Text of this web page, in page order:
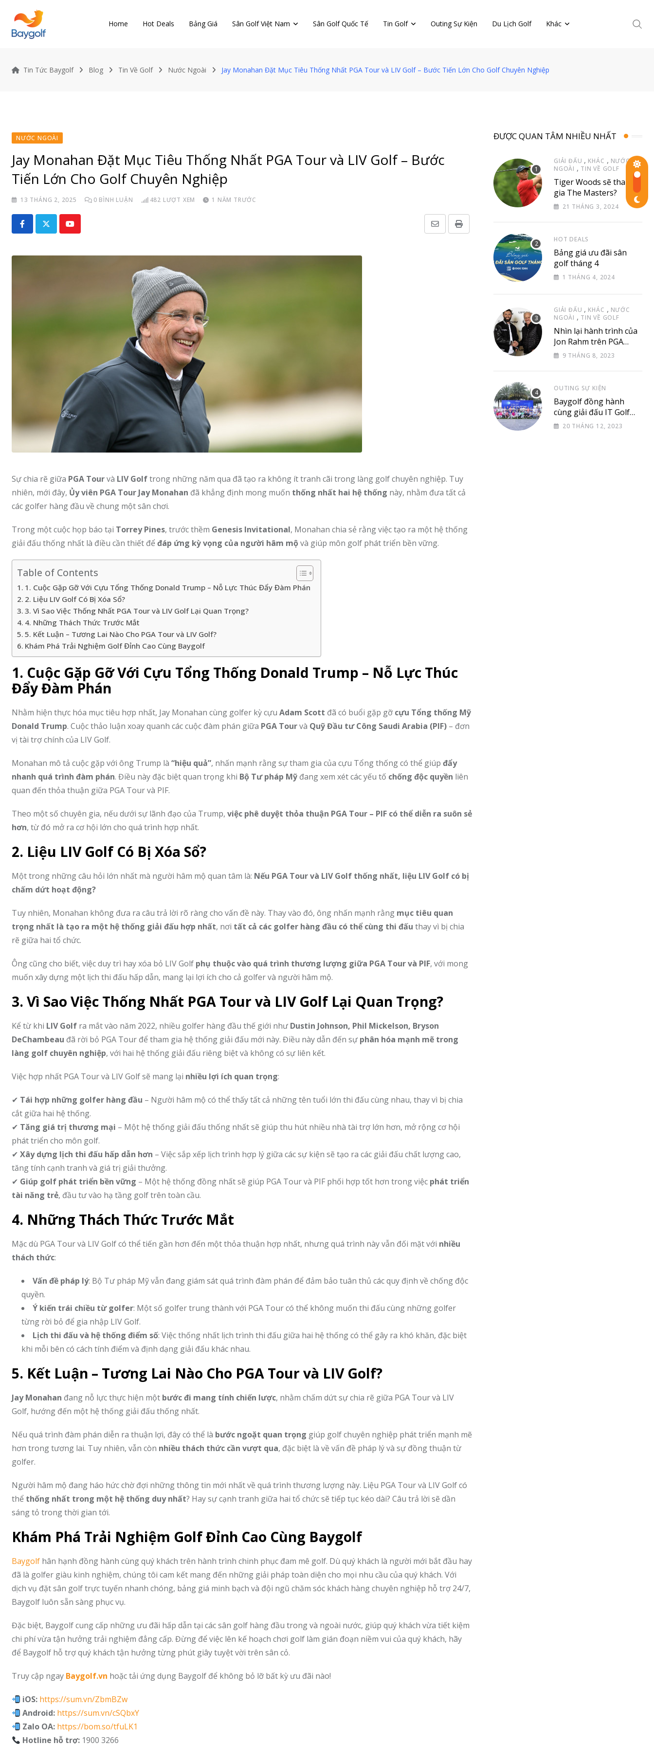
content
Home Hot Deals Bảng Giá Sân Golf Việt Nam Sân Golf Quốc Tế Tin Golf Outing Sự Kiện Du Lịch Golf Khác
Tin Tức Baygolf Blog Tin Về Golf Nước Ngoài Jay Monahan Đặt Mục Tiêu Thống Nhất PGA Tour và LIV Golf – Bước Tiến Lớn Cho Golf Chuyên Nghiệp
NƯỚC NGOÀI
Jay Monahan Đặt Mục Tiêu Thống Nhất PGA Tour và LIV Golf – Bước
Tiến Lớn Cho Golf Chuyên Nghiệp
13 THÁNG 2, 2025 0 BÌNH LUẬN 482 LƯỢT XEM 1 NĂM TRƯỚC
Youtube Print
Share
Sự chia rẽ giữa PGA Tourvà LIV Golftrong những năm qua đã tạo ra không ít tranh cãi trong làng golf chuyên nghiệp. Tuy
nhiên, mới đây, Ủy viên PGA Tour Jay Monahan đã khẳng định mong muốn thống nhất hai hệ thống này, nhằm đưa tất cả
các golfer hàng đầu về chung một sân chơi.
Trong một cuộc họp báo tại Torrey Pines, trước thềm Genesis Invitational, Monahan chia sẻ rằng việc tạo ra một hệ thống
giải đấu thống nhất là điều cần thiết đểđáp ứng kỳ vọng của người hâm mộvà giúp môn golf phát triển bền vững.
Table of Contents
1. Cuộc Gặp Gỡ Với Cựu Tổng Thống Donald Trump – Nỗ Lực Thúc Đẩy Đàm Phán
2. Liệu LIV Golf Có Bị Xóa Sổ?
3. Vì Sao Việc Thống Nhất PGA Tour và LIV Golf Lại Quan Trọng?
4. Những Thách Thức Trước Mắt
5. Kết Luận – Tương Lai Nào Cho PGA Tour và LIV Golf?
Khám Phá Trải Nghiệm Golf Đỉnh Cao Cùng Baygolf
1. Cuộc Gặp Gỡ Với Cựu Tổng Thống Donald Trump – Nỗ Lực Thúc
Đẩy Đàm Phán
Nhằm hiện thực hóa mục tiêu hợp nhất, Jay Monahan cùng golfer kỳ cựu Adam Scott đã có buổi gặp gỡ cựu Tổng thống Mỹ
Donald Trump. Cuộc thảo luận xoay quanh các cuộc đàm phán giữa PGA Tourvà Quỹ Đầu tư Công Saudi Arabia (PIF) – đơn
vị tài trợ chính của LIV Golf.
Monahan mô tả cuộc gặp với ông Trump là “hiệu quả”, nhấn mạnh rằng sự tham gia của cựu Tổng thống có thể giúp đẩy
nhanh quá trình đàm phán. Điều này đặc biệt quan trọng khi Bộ Tư pháp Mỹ đang xem xét các yếu tố chống độc quyền liên
quan đến thỏa thuận giữa PGA Tour và PIF.
Theo một số chuyên gia, nếu dưới sự lãnh đạo của Trump, việc phê duyệt thỏa thuận PGA Tour – PIF có thể diễn ra suôn sẻ
hơn, từ đó mở ra cơ hội lớn cho quá trình hợp nhất.
2. Liệu LIV Golf Có Bị Xóa Sổ?
Một trong những câu hỏi lớn nhất mà người hâm mộ quan tâm là: Nếu PGA Tour và LIV Golf thống nhất, liệu LIV Golf có bị
chấm dứt hoạt động?
Tuy nhiên, Monahan không đưa ra câu trả lời rõ ràng cho vấn đề này. Thay vào đó, ông nhấn mạnh rằng mục tiêu quan
trọng nhất là tạo ra một hệ thống giải đấu hợp nhất, nơi tất cả các golfer hàng đầu có thể cùng thi đấu thay vì bị chia
rẽ giữa hai tổ chức.
Ông cũng cho biết, việc duy trì hay xóa bỏ LIV Golf phụ thuộc vào quá trình thương lượng giữa PGA Tour và PIF, với mong
muốn xây dựng một lịch thi đấu hấp dẫn, mang lại lợi ích cho cả golfer và người hâm mộ.
3. Vì Sao Việc Thống Nhất PGA Tour và LIV Golf Lại Quan Trọng?
Kể từ khi LIV Golf ra mắt vào năm 2022, nhiều golfer hàng đầu thế giới như Dustin Johnson, Phil Mickelson, Bryson
DeChambeau đã rời bỏ PGA Tour để tham gia hệ thống giải đấu mới này. Điều này dẫn đến sự phân hóa mạnh mẽ trong
làng golf chuyên nghiệp, với hai hệ thống giải đấu riêng biệt và không có sự liên kết.
Việc hợp nhất PGA Tour và LIV Golf sẽ mang lại nhiều lợi ích quan trọng:
✔ Tái hợp những golfer hàng đầu – Người hâm mộ có thể thấy tất cả những tên tuổi lớn thi đấu cùng nhau, thay vì bị chia
cắt giữa hai hệ thống.
✔ Tăng giá trị thương mại – Một hệ thống giải đấu thống nhất sẽ giúp thu hút nhiều nhà tài trợ lớn hơn, mở rộng cơ hội
phát triển cho môn golf.
✔ Xây dựng lịch thi đấu hấp dẫn hơn – Việc sắp xếp lịch trình hợp lý giữa các sự kiện sẽ tạo ra các giải đấu chất lượng cao,
tăng tính cạnh tranh và giá trị giải thưởng.
✔ Giúp golf phát triển bền vững – Một hệ thống đồng nhất sẽ giúp PGA Tour và PIF phối hợp tốt hơn trong việc phát triển
tài năng trẻ, đầu tư vào hạ tầng golf trên toàn cầu.
4. Những Thách Thức Trước Mắt
Mặc dù PGA Tour và LIV Golf có thể tiến gần hơn đến một thỏa thuận hợp nhất, nhưng quá trình này vẫn đối mặt với nhiều
thách thức:
Vấn đề pháp lý: Bộ Tư pháp Mỹ vẫn đang giám sát quá trình đàm phán để đảm bảo tuân thủ các quy định về chống độc
quyền.
Ý kiến trái chiều từ golfer: Một số golfer trung thành với PGA Tour có thể không muốn thi đấu cùng những golfer
từng rời bỏ để gia nhập LIV Golf.
Lịch thi đấu và hệ thống điểm số: Việc thống nhất lịch trình thi đấu giữa hai hệ thống có thể gây ra khó khăn, đặc biệt
khi mỗi bên có cách tính điểm và định dạng giải đấu khác nhau.
5. Kết Luận – Tương Lai Nào Cho PGA Tour và LIV Golf?
Jay Monahan đang nỗ lực thực hiện một bước đi mang tính chiến lược, nhằm chấm dứt sự chia rẽ giữa PGA Tour và LIV
Golf, hướng đến một hệ thống giải đấu thống nhất.
Nếu quá trình đàm phán diễn ra thuận lợi, đây có thể là bước ngoặt quan trọng giúp golf chuyên nghiệp phát triển mạnh mẽ
hơn trong tương lai. Tuy nhiên, vẫn còn nhiều thách thức cần vượt qua, đặc biệt là về vấn đề pháp lý và sự đồng thuận từ
golfer.
Người hâm mộ đang háo hức chờ đợi những thông tin mới nhất về quá trình thương lượng này. Liệu PGA Tour và LIV Golf có
thể thống nhất trong một hệ thống duy nhất? Hay sự cạnh tranh giữa hai tổ chức sẽ tiếp tục kéo dài? Câu trả lời sẽ dần
sáng tỏ trong thời gian tới.
Khám Phá Trải Nghiệm Golf Đỉnh Cao Cùng Baygolf
Baygolf hân hạnh đồng hành cùng quý khách trên hành trình chinh phục đam mê golf. Dù quý khách là người mới bắt đầu hay
đã là golfer giàu kinh nghiệm, chúng tôi cam kết mang đến những giải pháp toàn diện cho mọi nhu cầu của quý khách. Với
dịch vụ đặt sân golf trực tuyến nhanh chóng, bảng giá minh bạch và đội ngũ chăm sóc khách hàng chuyên nghiệp hỗ trợ 24/7,
Baygolf luôn sẵn sàng phục vụ.
Đặc biệt, Baygolf cung cấp những ưu đãi hấp dẫn tại các sân golf hàng đầu trong và ngoài nước, giúp quý khách vừa tiết kiệm
chi phí vừa tận hưởng trải nghiệm đẳng cấp. Đừng để việc lên kế hoạch chơi golf làm gián đoạn niềm vui của quý khách, hãy
để Baygolf hỗ trợ quý khách tận hưởng từng phút giây tuyệt vời trên sân cỏ.
Truy cập ngay Baygolf.vn hoặc tải ứng dụng Baygolf để không bỏ lỡ bất kỳ ưu đãi nào!
iOS: https://sum.vn/ZbmBZw
Android: https://sum.vn/cSQbxY
Zalo OA: https://bom.so/tfuLK1
Hotline hỗ trợ: 1900 3266
ĐƯỢC QUAN TÂM NHIỀU NHẤT
GIẢI ĐẤU , KHÁC , NƯỚC
NGOÀI , TIN VỀ GOLF
Tiger Woods sẽ tham
gia The Masters?
21 THÁNG 3, 2024
HOT DEALS
Bảng giá ưu đãi sân
golf tháng 4
1 THÁNG 4, 2024
GIẢI ĐẤU , KHÁC , NƯỚC
NGOÀI , TIN VỀ GOLF
Nhìn lại hành trình của
Jon Rahm trên PGA
Tour9 THÁNG 8, 2023
OUTING SỰ KIỆN
Baygolf đồng hành
cùng giải đấu IT Golf
Club & Friend
20 THÁNG 12, 2023